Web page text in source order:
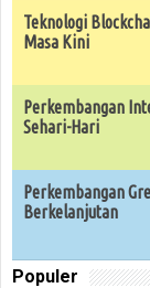
Teknologi
Masa Kini
Perkembangan
Sehari-Hari
Perkembangan
Berkelanjutan
Populer